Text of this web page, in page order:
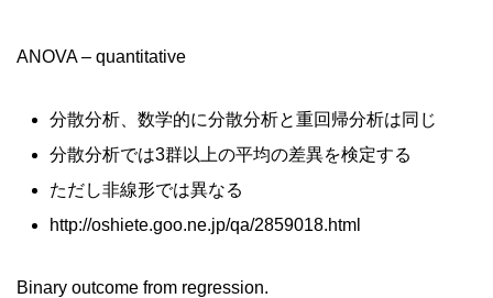
ANOVA – quantitative
分散分析、数学的に分散分析と重回帰分析は同じ
分散分析では3群以上の平均の差異を検定する
ただし非線形では異なる
http://oshiete.goo.ne.jp/qa/2859018.html
Binary outcome from regression.